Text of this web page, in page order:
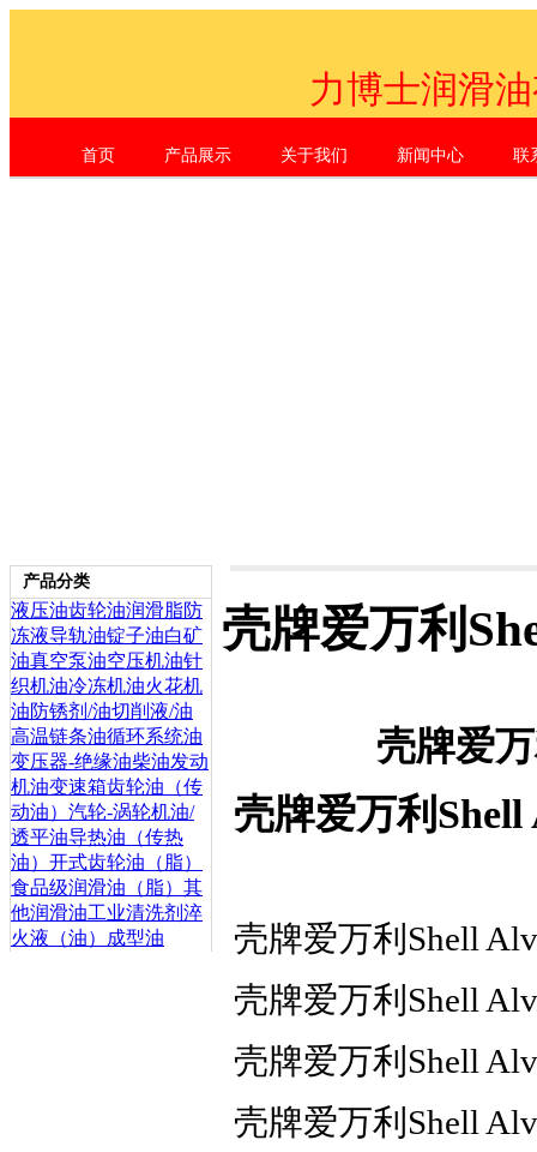
力博士润滑
Shenzhen Li Dr. Industrial Co.,
首页 产品展示 关于我们 新闻中心 联
产品分类
液压油齿轮油润滑脂防
冻液导轨油锭子油白矿
油真空泵油空压机油针
织机油冷冻机油火花机
油防锈剂/油切削液/油
高温链条油循环系统油
变压器-绝缘油柴油发动
机油变速箱齿轮油（传
动油） 汽轮-涡轮机油/
透平油导热油（传热
油） 开式齿轮油（脂）
食品级润滑油（脂） 其
他润滑油工业清洗剂 淬
火液（油）
成型油
壳牌爱万利
壳牌爱
壳牌爱万利
壳牌爱万利Shell
壳牌爱万利Shell
壳牌爱万利Shell
壳牌爱万利Shell